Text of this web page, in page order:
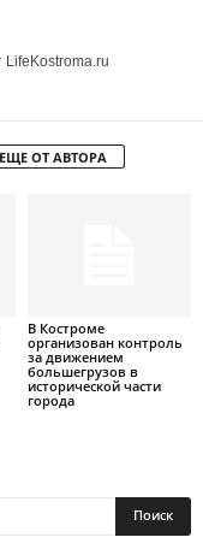
LifeKostroma.ru
ЕЩЕ ОТ АВТОРА
В Костроме
организован контроль
за движением
большегрузов в
исторической части
города